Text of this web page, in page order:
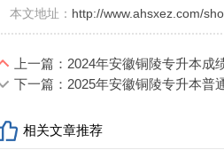
联合培养很大的劣势在于校招
也是一个很好的标准，越好的学校
本校的学生往往都能接触到。这一
公办院校的竞争会小很多。另一方
的录取分数线的同学来说，联合培
本文地址： http://www.ahsxez.com/
上一篇：2024年安徽铜陵专升本成
下一篇：2025年安徽铜陵专升本普
相关文章推荐